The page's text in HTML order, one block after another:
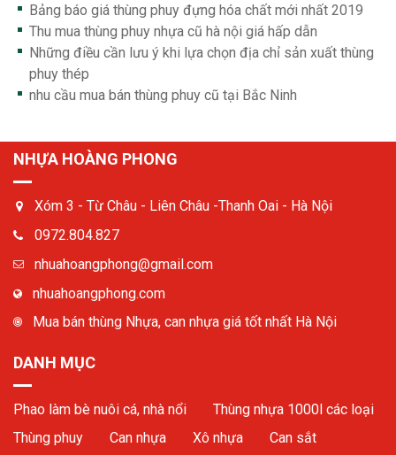
Bảng báo giá thùng phuy đựng hóa chất mới nhất 2019
Thu mua thùng phuy nhựa cũ hà nội giá hấp dẫn
Những điều cần lưu ý khi lựa chọn địa chỉ sản xuất thùng
phuy thép
nhu cầu mua bán thùng phuy cũ tại Bắc Ninh
NHỰA HOÀNG PHONG
Xóm 3 - Từ Châu - Liên Châu -Thanh Oai - Hà Nội
0972.804.827
nhuahoangphong@gmail.com
nhuahoangphong.com
Mua bán thùng Nhựa, can nhựa giá tốt nhất Hà Nội
DANH MỤC
Phao làm bè nuôi cá, nhà nổi
Thùng nhựa 1000l các loại
Thùng phuy
Can nhựa Xô nhựa Can sắt